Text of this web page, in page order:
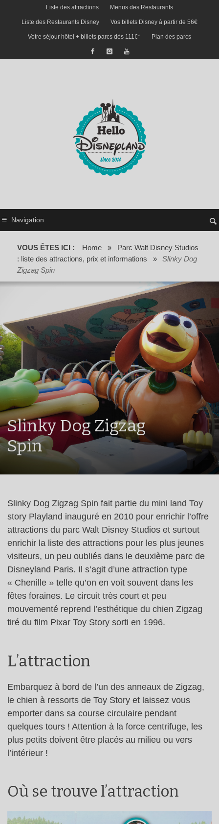
Liste des attractions Menus des Restaurants
Liste des Restaurants Disney Vos billets Disney à partir de 56€
Votre séjour hôtel + billets parcs dès 111€* Plan des parcs
Navigation
VOUS ÊTES ICI : Home »
Parc Walt Disney Studios
: liste des attractions, prix et informations
»
Slinky Dog
Zigzag Spin
Slinky Dog Zigzag
Spin
Slinky Dog Zigzag Spin fait partie du mini land Toy
story Playland inauguré en 2010 pour enrichir l’offre
attractions du parc Walt Disney Studios et surtout
enrichir la liste des attractions pour les plus jeunes
visiteurs, un peu oubliés dans le deuxième parc de
Disneyland Paris. Il s’agit d’une attraction type
« Chenille » telle qu’on en voit souvent dans les
fêtes foraines. Le circuit très court et peu
mouvementé reprend l’esthétique du chien Zigzag
tiré du film Pixar Toy Story sorti en 1996.
L’attraction
Embarquez à bord de l’un des anneaux de Zigzag,
le chien à ressorts de Toy Story et laissez vous
emporter dans sa course circulaire pendant
quelques tours ! Attention à la force centrifuge, les
plus petits doivent être placés au milieu ou vers
l’intérieur !
Où se trouve l’attraction